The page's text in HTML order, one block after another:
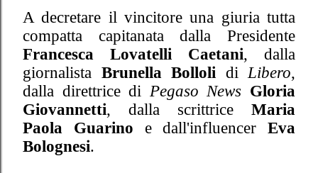
A decretare il vincitore una giuria tutta
compatta capitanata dalla Presidente
Francesca Lovatelli Caetani, dalla
giornalista Brunella Bolloli diLibero,
dalla direttrice di Pegaso News Gloria
Giovannetti, dalla scrittrice Maria
Paola Guarino e dall'influencer Eva
Bolognesi.